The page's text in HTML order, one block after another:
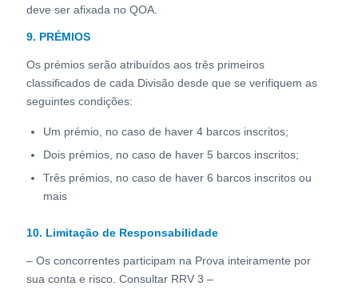
deve ser afixada no QOA.
9. PRÉMIOS
Os prémios serão atribuídos aos três primeiros
classificados de cada Divisão desde que se verifiquem as
seguintes condições:
Um prémio, no caso de haver 4 barcos inscritos;
Dois prémios, no caso de haver 5 barcos inscritos;
Três prémios, no caso de haver 6 barcos inscritos ou
mais
10. Limitação de Responsabilidade
– Os concorrentes participam na Prova inteiramente por
sua conta e risco. Consultar RRV 3 –